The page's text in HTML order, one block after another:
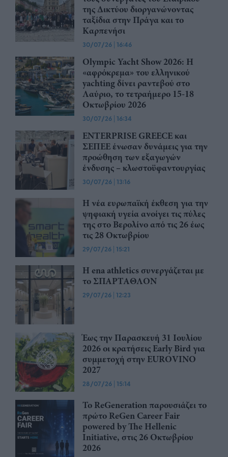
της Δικτύου διοργανώνοντας
ταξίδια στην Πράγα και το
Καρπενήσι
30/07/26 | 16:46
Olympic Yacht Show 2026: Η
«αφρόκρεμα» του ελληνικού
yachting δίνει ραντεβού στο
Λαύριο, το τετραήμερο 15-18
Οκτωβρίου 2026
30/07/26 | 16:34
ENTERPRISE GREECE και
ΣΕΠΕΕ ένωσαν δυνάμεις για την
προώθηση των εξαγωγών
ένδυσης – κλωστοϋφαντουργίας
30/07/26 | 13:16
Η νέα ευρωπαϊκή έκθεση για την
ψηφιακή υγεία ανοίγει τις πύλες
της στο Βερολίνο από τις 26 έως
τις 28 Οκτωβρίου
29/07/26 | 15:21
Η ena athletics συνεργάζεται με
το ΣΠΑΡΤΑΘΛΟΝ
29/07/26 | 12:23
Έως την Παρασκευή 31 Ιουλίου
2026 οι κρατήσεις Early Bird για
συμμετοχή στην EUROVINO
2027
28/07/26 | 15:14
Το ReGeneration παρουσιάζει το
πρώτο ReGen Career Fair
powered by The Hellenic
Initiative, στις 26 Οκτωβρίου
2026